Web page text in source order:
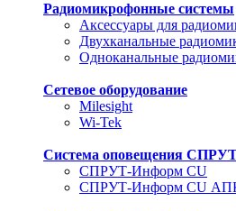
Радиомикрофонные системы
Аксессуары для
Двухканальные
Одноканальные
Сетевое оборудование
Milesight
Wi-Tek
Система оповещения
СПРУТ-Информ CU
СПРУТ-Информ CU